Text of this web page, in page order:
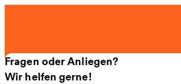
Fragen oder Anliegen?
Wir helfen gerne!